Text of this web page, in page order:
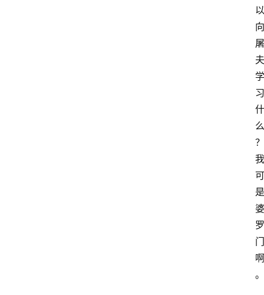
以
向
屠
夫
学
习
什
么
？
我
可
是
婆
罗
门
啊
。